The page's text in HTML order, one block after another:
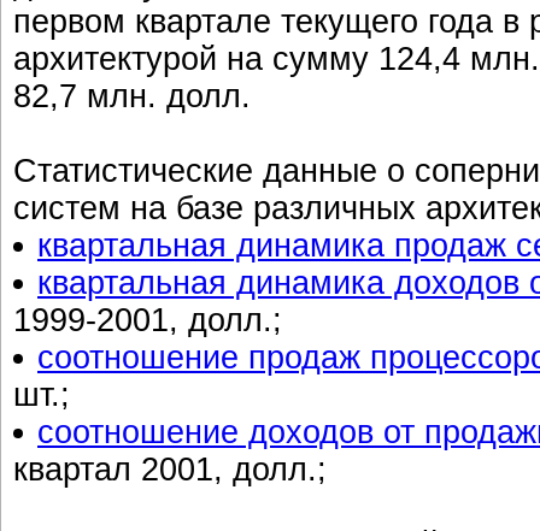
первом квартале текущего года
архитектурой на сумму 124,4
82,7 млн. долл.
Статистические данные о
систем на базе различных
квартальная динамика продаж
квартальная динамика доходов
1999-2001, долл.;
соотношение продаж
шт.;
соотношение доходов от
квартал 2001, долл.;